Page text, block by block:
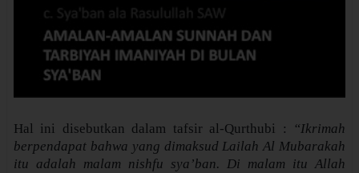
Hal ini disebutkan dalam tafsir al-Qurthubi :
“Ikrimah
berpendapat bahwa yang dimaksud Lailah Al Mubarakah
itu adalah malam nishfu sya’ban. Di malam itu Allah